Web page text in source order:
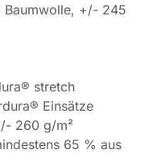
Baumwolle, +/- 245
stretch
Einsätze
260 g/m²
65 % aus